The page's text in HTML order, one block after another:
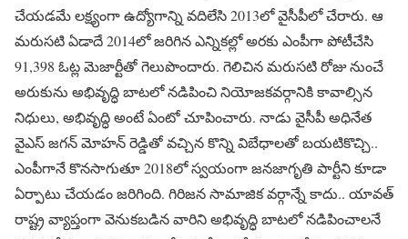
చేయడమే లక్ష్యంగా ఉద్యోగాన్ని వదిలేసి 2013లో వైసీపీలో చేరారు. ఆ
మరుసటి ఏడాదే 2014లో జరిగిన ఎన్నికల్లో అరకు ఎంపీగా పోటీచేసి
91,398 ఓట్ల మెజార్టీతో గెలుపొందారు. గెలిచిన మరుసటి రోజు నుంచే
అరుకును అభివృద్ధి బాటలో నడిపించి నియోజకవర్గానికి కావాల్సిన
నిధులు, అభివృద్ధి అంటే ఏంటో చూపించారు. నాడు వైసీపీ అధినేత
వైఎస్ జగన్ మోహన్ రెడ్డితో వచ్చిన కొన్ని విబేధాలతో బయటికొచ్చి..
ఎంపీగానే కొనసాగుతూ 2018లో స్వయంగా జనజాగృతి పార్టీని కూడా
ఏర్పాటు చేయడం జరిగింది. గిరిజన సామాజిక వర్గాన్నే కాదు.. యావత్
రాష్ట్ర వ్యాప్తంగా వెనుకబడిన వారిని అభివృద్ధి బాటలో నడిపించాలనే